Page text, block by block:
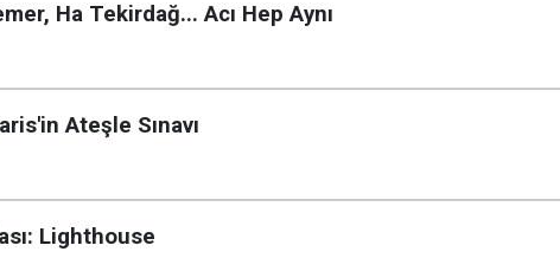
Ha Tekirdağ... Acı Hep Aynı
Ateşle Sınavı
Lighthouse